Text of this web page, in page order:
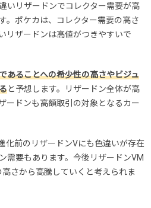
いリザードンでコレクター需要が高
。ポケカは、コレクター需要の高さ
リザードンは高値がつきやすいで
あることへの希少性の高さやビジュ
と予想します。リザードン全体が高
ードンも高額取引の対象となるカー
化前のリザードンVにも色違いが存在
需要もあります。今後リザードンVM
さから高騰していくと考えられま